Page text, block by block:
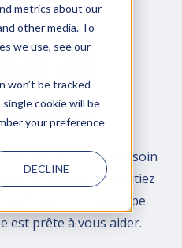
metrics about our
other media. To
we use, see our
won’t be tracked
cookie will be
your preference
DECLINE
à la
de
que vous ayez besoin
ou que vous souhaitiez
notre équipe
est prête à vous aider.